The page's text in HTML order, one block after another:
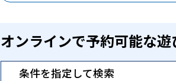
オンラインで予約可能な
条件を指定して検索